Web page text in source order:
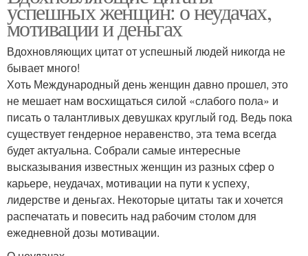
успешных женщин: о неудачах,
мотивации и деньгах
Вдохновляющих цитат от успешный людей никогда не
бывает много!
Хоть Международный день женщин давно прошел, это
не мешает нам восхищаться силой «слабого пола» и
писать о талантливых девушках круглый год. Ведь пока
существует гендерное неравенство, эта тема всегда
будет актуальна. Собрали самые интересные
высказывания известных женщин из разных сфер о
карьере, неудачах, мотивации на пути к успеху,
лидерстве и деньгах. Некоторые цитаты так и хочется
распечатать и повесить над рабочим столом для
ежедневной дозы мотивации.